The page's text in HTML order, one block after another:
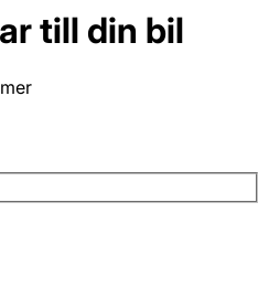
till din bil